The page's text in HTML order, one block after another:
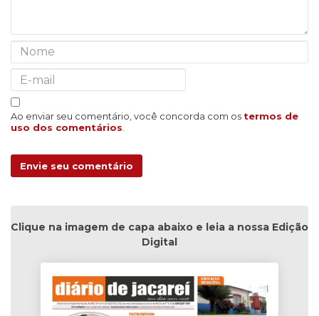
Ao enviar seu comentário, você concorda com os termos de
uso dos comentários
Envie seu comentário
Clique na imagem de capa abaixo e leia a nossa Edição
Digital